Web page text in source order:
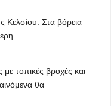
Στα βόρεια
τοπικές βροχές και
θα